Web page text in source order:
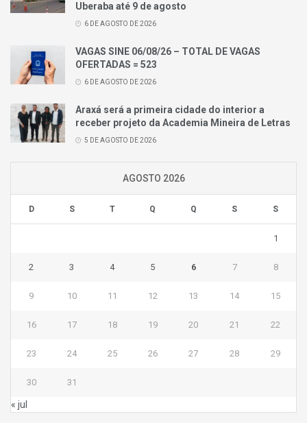
Uberaba até 9 de agosto
6 DE AGOSTO DE 2026
VAGAS SINE 06/08/26 – TOTAL DE VAGAS
OFERTADAS = 523
6 DE AGOSTO DE 2026
Araxá será a primeira cidade do interior a
receber projeto da Academia Mineira de Letras
5 DE AGOSTO DE 2026
AGOSTO 2026
D S T Q Q S S
1
2 3 4 5 6 7 8
9 10 11 12 13 14 15
16 17 18 19 20 21 22
23 24 25 26 27 28 29
30 31
« jul